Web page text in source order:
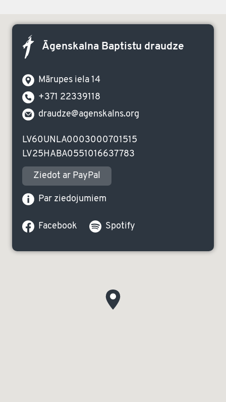
Āgenskalna Baptistu draudze
Mārupes iela 14
+371 22339118
draudze@agenskalns.org
LV60UNLA0003000701515
LV25HABA0551016637783
Ziedot ar PayPal
Par ziedojumiem
Facebook Spotify